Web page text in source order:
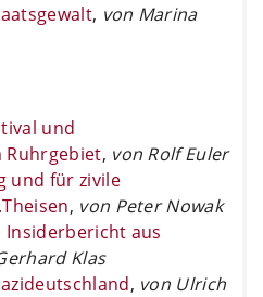
, von Marina
und
Ruhrgebiet, von Rolf Euler
und für zivile
, von Peter Nowak
Insiderbericht aus
Klas
, von Ulrich